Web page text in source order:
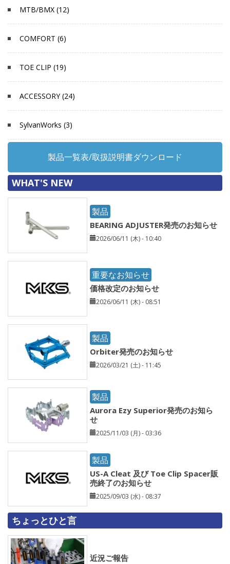
MTB/BMX (12)
COMFORT (6)
TOE CLIP (19)
ACCESSORY (24)
SylvanWorks (3)
製品一覧表/取扱説明書ダウンロード
WHAT'S NEW
製品
BEARING ADJUSTER発売のお知らせ
2026/06/11 (木) - 10:40
重要なお知らせ
価格改定のお知らせ
2026/06/11 (木) - 08:51
製品
Orbiter発売のお知らせ
2026/03/21 (土) - 11:45
製品
Aurora Ezy Superior発売のお知ら
せ
2025/11/03 (月) - 03:36
製品
US-A Cleat 及び Toe Clip Spacer販
売終了のお知らせ
2025/09/03 (水) - 08:37
ちょっとひと言
近況ご報告